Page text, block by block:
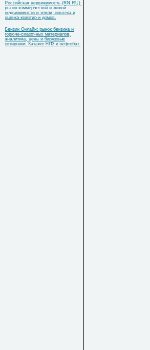
Российская недвижимость (RN.RU):
рынок коммерческой и жилой
недвижимости и земли, ипотека и
оценка квартир и домов.
Бензин Онлайн: рынок бензина и
горюче-смазочных материалов,
аналитика, цены и биржевые
котировки. Каталог НПЗ и нефтебаз.